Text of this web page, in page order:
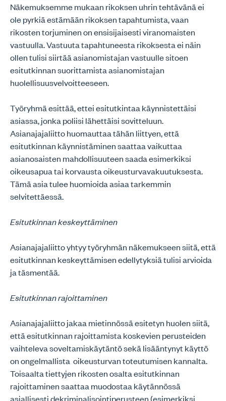
Näkemuksemme mukaan rikoksen uhrin tehtävänä ei
ole pyrkiä estämään rikoksen tapahtumista, vaan
rikosten torjuminen on ensisijaisesti viranomaisten
vastuulla. Vastuuta tapahtuneesta rikoksesta ei näin
ollen tulisi siirtää asianomistajan vastuulle sitoen
esitutkinnan suorittamista asianomistajan
huolellisuusvelvoitteeseen.
Työryhmä esittää, ettei esitutkintaa käynnistettäisi
asiassa, jonka poliisi lähettäisi sovitteluun.
Asianajajaliitto huomauttaa tähän liittyen, että
esitutkinnan käynnistäminen saattaa vaikuttaa
asianosaisten mahdollisuuteen saada esimerkiksi
oikeusapua tai korvausta oikeusturvavakuutuksesta.
Tämä asia tulee huomioida asiaa tarkemmin
selvitettäessä.
Esitutkinnan keskeyttäminen
Asianajajaliitto yhtyy työryhmän näkemukseen siitä, että
esitutkinnan keskeyttämisen edellytyksiä tulisi arvioida
ja täsmentää.
Esitutkinnan rajoittaminen
Asianajajaliitto jakaa mietinnössä esitetyn huolen siitä,
että esitutkinnan rajoittamista koskevien perusteiden
vaihteleva soveltamiskäytäntö sekä lisääntynyt käyttö
on ongelmallista oikeusturvan toteutumisen kannalta.
Toisaalta tiettyjen rikosten osalta esitutkinnan
rajoittaminen saattaa muodostaa käytännössä
asiallisesti dekriminalisointiperusteen (esimerkiksi